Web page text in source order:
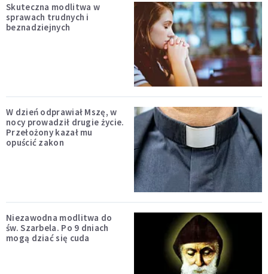
Skuteczna modlitwa w
sprawach trudnych i
beznadziejnych
W dzień odprawiał Mszę, w
nocy prowadził drugie życie.
Przełożony kazał mu
opuścić zakon
Niezawodna modlitwa do
św. Szarbela. Po 9 dniach
mogą dziać się cuda